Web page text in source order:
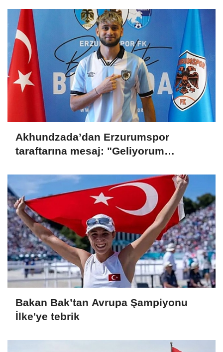
Akhundzada’dan Erzurumspor
taraftarına mesaj: "Geliyorum
Bakan Bak’tan Avrupa Şampiyonu
İlke'ye tebrik